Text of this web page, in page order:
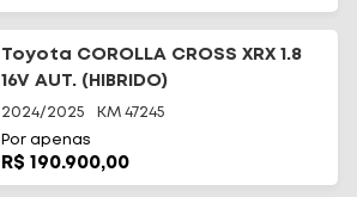
Toyota COROLLA CROSS XRX 1.8
16V AUT. (HIBRIDO)
2024/2025 KM 47245
Por apenas
R$ 190.900,00